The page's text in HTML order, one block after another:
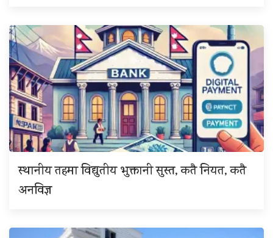
स्थानीय तहमा विद्युतीय भुक्तानी सुस्त, कतै नियत, कतै
अनविज्ञ